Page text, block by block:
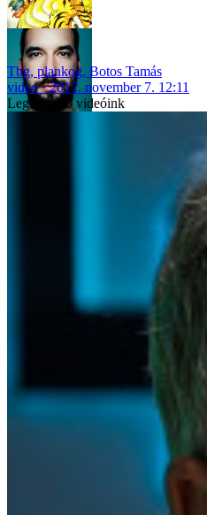
Tbg, plankog, Botos Tamás
video
2017. november 7. 12:11
Legfrissebb videóink